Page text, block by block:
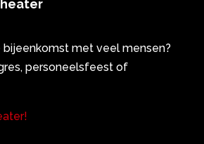
bijeenkomst met veel mensen?
personeelsfeest of